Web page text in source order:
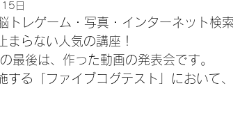
日
トレゲーム・写真・インターネット検
まらない人気の講座！
最後は、作った動画の発表会です。
する「ファイブコグテスト」において